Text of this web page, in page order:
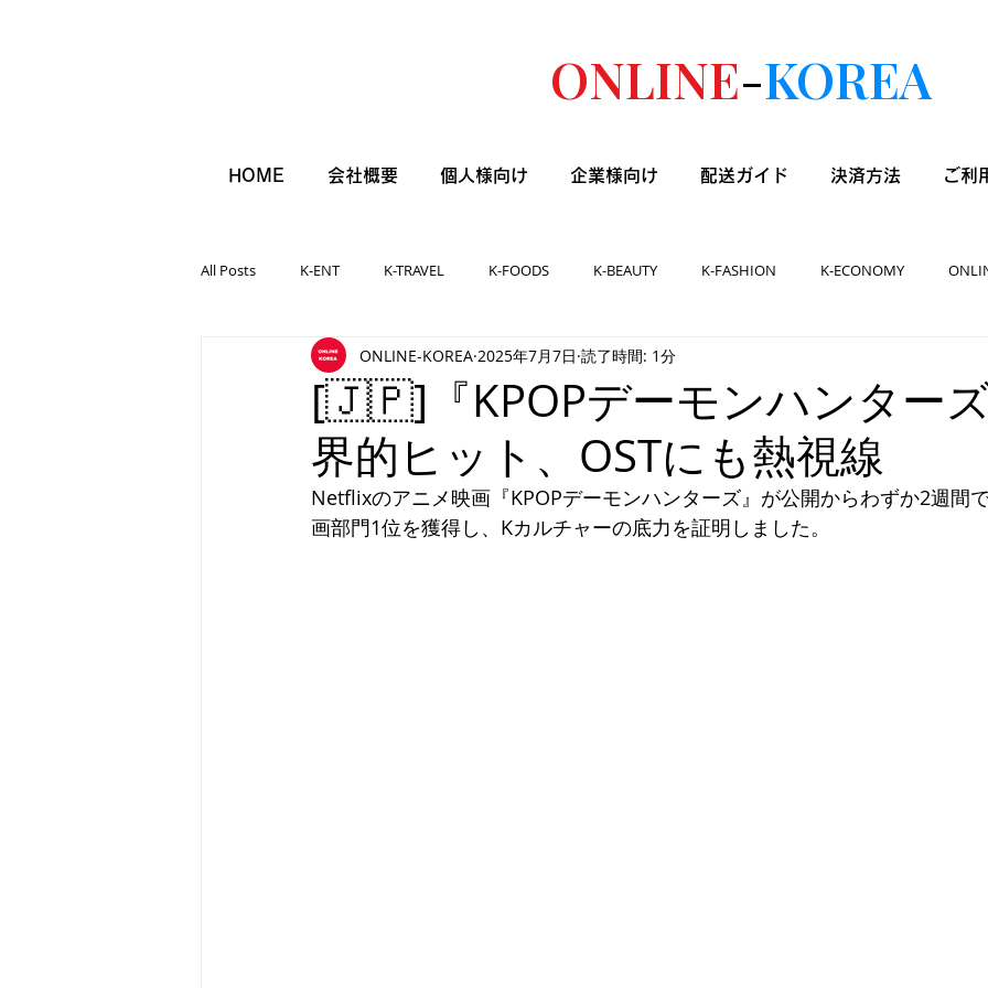
ONLINE-KOREA
HOME 会社概要 個人様向け 企業様向け 配送ガイド 決済方法 ご利
All Posts K-ENT K-TRAVEL K-FOODS K-BEAUTY K-FASHION K-ECONOMY
[🇯🇵]『KPOPデーモンハンター
界的ヒット、OSTにも熱視線
ONLINE-KOREA 2025年7月7日 読了時間: 1分
Netflixのアニメ映画『KPOPデーモンハンターズ』が公開からわずか2週間
画部門1位を獲得し、Kカルチャーの底力を証明しました。